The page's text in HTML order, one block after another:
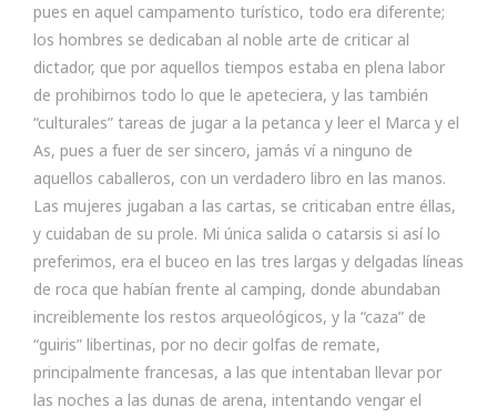
pues en aquel campamento turístico, todo era diferente;
los hombres se dedicaban al noble arte de criticar al
dictador, que por aquellos tiempos estaba en plena labor
de prohibirnos todo lo que le apeteciera, y las también
“culturales” tareas de jugar a la petanca y leer el Marca y el
As, pues a fuer de ser sincero, jamás ví a ninguno de
aquellos caballeros, con un verdadero libro en las manos.
Las mujeres jugaban a las cartas, se criticaban entre éllas,
y cuidaban de su prole. Mi única salida o catarsis si así lo
preferimos, era el buceo en las tres largas y delgadas líneas
de roca que habían frente al camping, donde abundaban
increiblemente los restos arqueológicos, y la “caza” de
“guiris” libertinas, por no decir golfas de remate,
principalmente francesas, a las que intentaban llevar por
las noches a las dunas de arena, intentando vengar el